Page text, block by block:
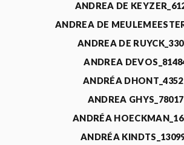
ANDREA DE
ANDREA DE
ANDREA DE
ANDREA
ANDRÉA
ANDREA GHYS_78017
ANDRÉA
ANDRÉA